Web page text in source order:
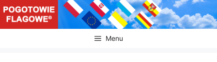
Przejdź
do
treści
Menu